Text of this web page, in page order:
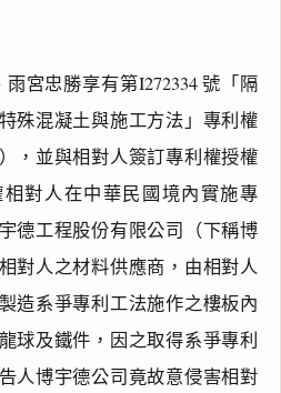
宮忠勝享有第I272334 號「隔
殊混凝土與施工方法」專利權
，並與相對人簽訂專利權授權
對人在中華民國境內實施專
德工程股份有限公司（下稱博
對人之材料供應商，由相對人
造系爭專利工法施作之樓板內
球及鐵件，因之取得系爭專利
人博宇德公司竟故意侵害相對